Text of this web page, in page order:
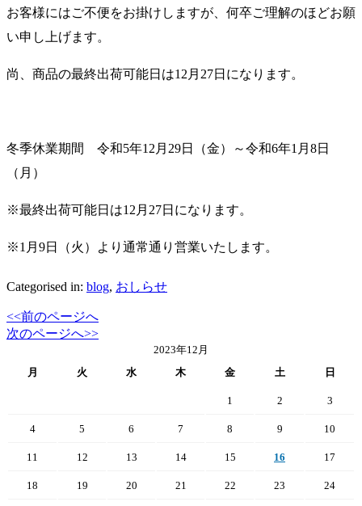
お客様にはご不便をお掛けしますが、何卒ご理解のほどお願
い申し上げます。
尚、商品の最終出荷可能日は12月27日になります。
冬季休業期間 令和5年12月29日（金）～令和6年1月8日
（月）
※最終出荷可能日は12月27日になります。
※1月9日（火）より通常通り営業いたします。
Categorised in: blog, おしらせ
<<前のページへ
次のページへ>>
2023年12月
月
火 水 木 金 土 日
1 2 3
4 5 6 7 8 9 10
11 12 13 14 15 16 17
18 19 20 21 22 23 24